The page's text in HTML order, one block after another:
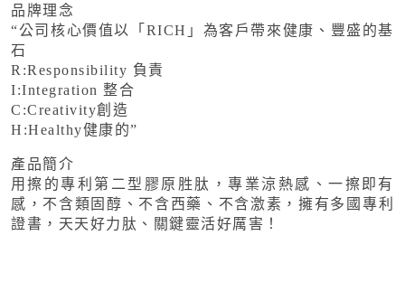
品牌理念
“公司核心價值以「RICH」為客戶帶來健康、豐盛的基
石
R:Responsibility 負責
I:Integration 整合
C:Creativity創造
H:Healthy健康的”
產品簡介
用擦的專利第二型膠原胜肽，專業涼熱感、一擦即有
感，不含類固醇、不含西藥、不含激素，擁有多國專利
證書，天天好力肽、關鍵靈活好厲害！